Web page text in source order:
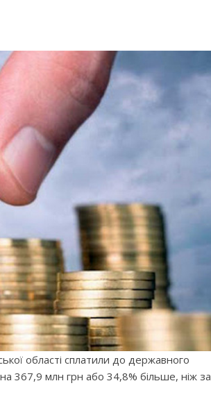
області сплатили до державного
367,9 млн грн або 34,8% більше, ніж за